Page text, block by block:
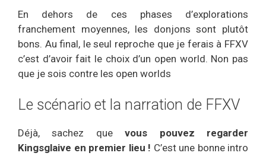
En dehors de ces phases d’explorations
franchement moyennes, les donjons sont plutôt
bons. Au final, le seul reproche que je ferais à FFXV
c’est d’avoir fait le choix d’un open world. Non pas
que je sois contre les open worlds
Le scénario et la narration de FFXV
Déjà, sachez quevous pouvez regarder
Kingsglaive en premier lieu ! C’est une bonne intro